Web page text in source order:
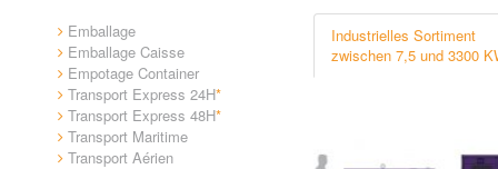
Emballage
Emballage Caisse
Empotage Container
Transport Express 24H*
Transport Express 48H*
Transport Maritime
Transport Aérien
Industrielles Sortiment
zwischen 7,5 und 3300